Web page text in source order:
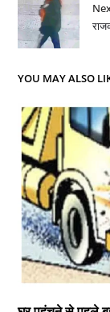
YOU MAY ALSO